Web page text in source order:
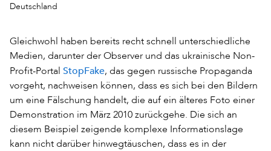
Deutschland
Gleichwohl haben bereits recht schnell unterschiedliche
Medien, darunter der Observer und das ukrainische Non-
Profit-Portal StopFake, das gegen russische Propaganda
vorgeht, nachweisen können, dass es sich bei den Bildern
um eine Fälschung handelt, die auf ein älteres Foto einer
Demonstration im März 2010 zurückgehe. Die sich an
diesem Beispiel zeigende komplexe Informationslage
kann nicht darüber hinwegtäuschen, dass es in der